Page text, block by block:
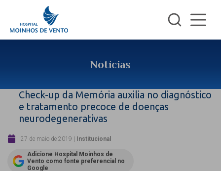
Notícias
Check-up da Memória auxilia no diagnóstico
e tratamento precoce de doenças
neurodegenerativas
27 de maio de 2019 | Institucional
Adicione Hospital Moinhos de
Vento como fonte preferencial no
Google